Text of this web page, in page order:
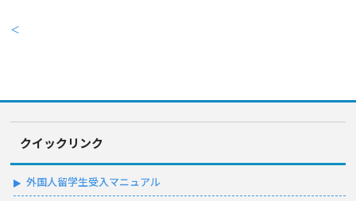
＜
クイックリンク
外国人留学生受入マニュアル